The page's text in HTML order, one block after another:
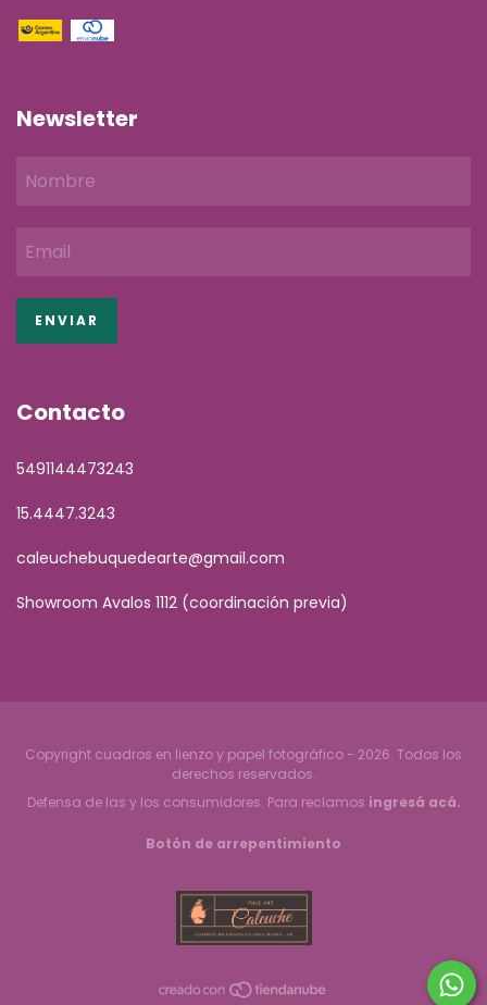
Newsletter
Contacto
5491144473243
15.4447.3243
caleuchebuquedearte@gmail.com
Showroom Avalos 1112 (coordinación previa)
Copyright cuadros en lienzo y papel fotográfico - 2026. Todos los
derechos reservados.
Defensa de las y los consumidores. Para reclamos ingresá acá.
Botón de arrepentimiento